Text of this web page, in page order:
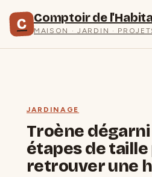
C Comptoir de
MAISON · JARDIN ·
JARDINAGE
Troène dégarni
étapes de
retrouver une